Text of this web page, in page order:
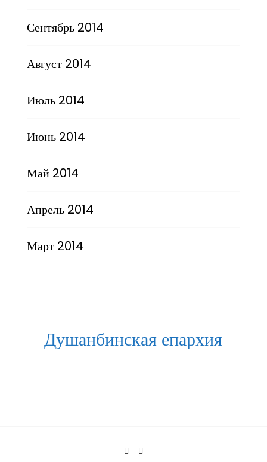
Сентябрь 2014
Август 2014
Июль 2014
Июнь 2014
Май 2014
Апрель 2014
Март 2014
Душанбинская епархия